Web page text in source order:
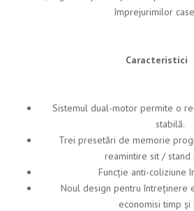
împrejurimilor
Caracteristici
Sistemul dual-motor permite o
stabilă.
Trei presetări de memorie
reamintire sit / stand
Funcție anti-coliziune
Noul design pentru întreținere
economisi timp și